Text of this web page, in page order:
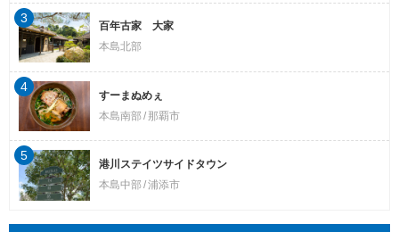
百年古家 大家
本島北部
3
すーまぬめぇ
本島南部
那覇市
4
港川ステイツサイドタウン
本島中部 浦添市
5